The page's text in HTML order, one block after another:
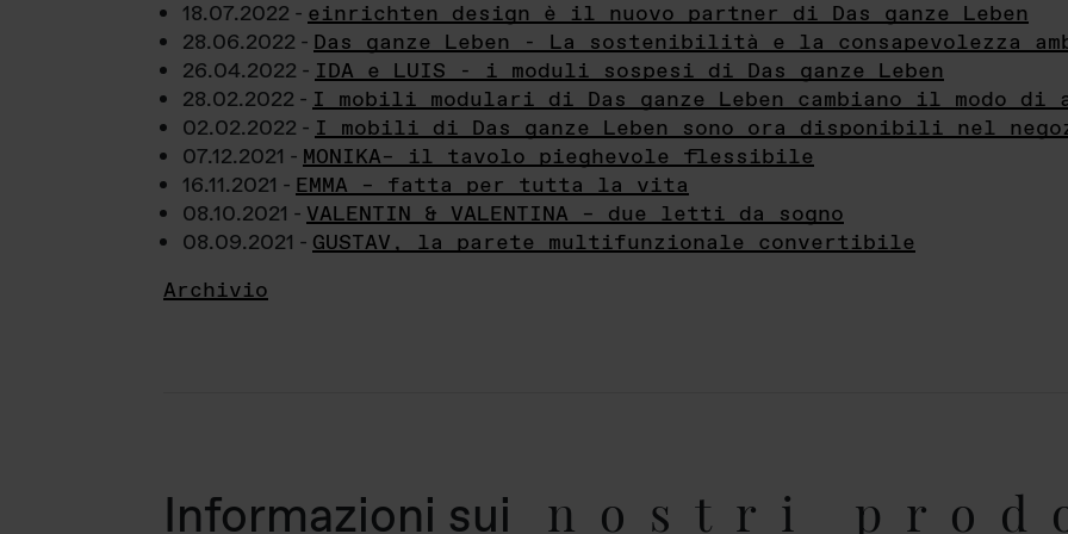
18.07.2022 - einrichten design è il nuovo partner di Das ganze Leben
28.06.2022 - Das ganze Leben - La sostenibilità e la consapevolezza
26.04.2022 - IDA e LUIS - i moduli sospesi di Das ganze Leben
28.02.2022 - I mobili modulari di Das ganze Leben cambiano il modo di
02.02.2022 - I mobili di Das ganze Leben sono ora disponibili nel
07.12.2021 - MONIKA– il tavolo pieghevole flessibile
16.11.2021 - EMMA – fatta per tutta la vita
08.10.2021 - VALENTIN & VALENTINA – due letti da sogno
08.09.2021 - GUSTAV, la parete multifunzionale convertibile
Archivio
Informazioni sui nostri